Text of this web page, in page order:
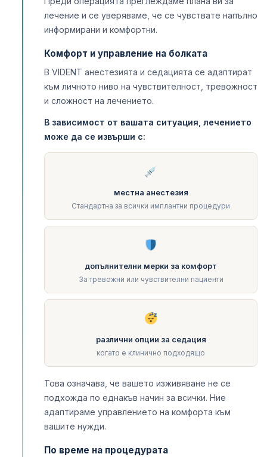
лечение и се уверяваме, че се чувствате напълно
информирани и комфортни.
Комфорт и управление на болката
В VIDENT анестезията и седацията се адаптират
към личното ниво на чувствителност, тревожност
и сложност на лечението.
В зависимост от вашата ситуация, лечението
може да се извърши с:
местна анестезия
Стандартна за всички имплантни процедури
допълнителни мерки за комфорт
За тревожни или чувствителни пациенти
различни опции за седация
когато е клинично подходящо
Това означава, че вашето изживяване не се
подхожда по еднакъв начин за всички. Ние
адаптираме управлението на комфорта към
вашите нужди.
По време на процедурата